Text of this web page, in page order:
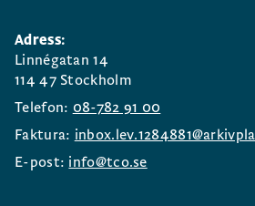
Adress:
Linnégatan 14
114 47 Stockholm
Telefon: 08-782 91 00
Faktura:
E-post: info@tco.se